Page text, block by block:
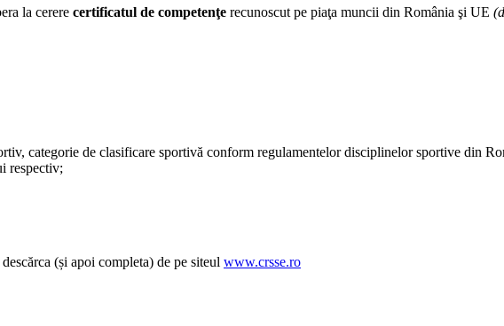
la cerere certificatul de competenţe recunoscut pe piaţa muncii din România şi UE
categorie de clasificare sportivă conform regulamentelor disciplinelor sportive din
respectiv;
(și apoi completa) de pe siteul www.crsse.ro